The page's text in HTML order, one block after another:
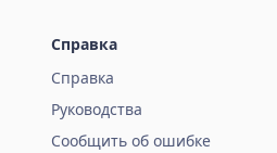
Справка
Справка
Руководства
Сообщить об ошибке